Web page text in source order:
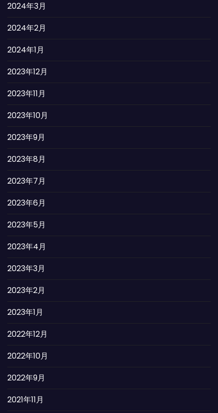
2024年3月
2024年2月
2024年1月
2023年12月
2023年11月
2023年10月
2023年9月
2023年8月
2023年7月
2023年6月
2023年5月
2023年4月
2023年3月
2023年2月
2023年1月
2022年12月
2022年10月
2022年9月
2021年11月